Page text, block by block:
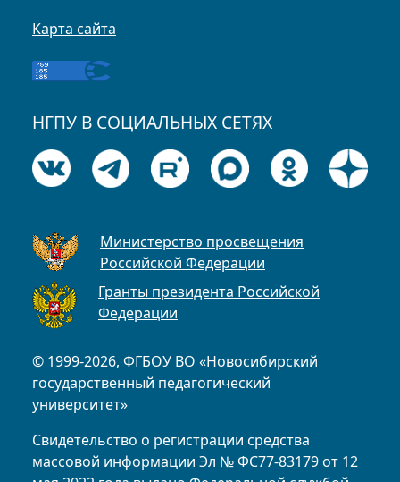
© 1999-2026, ФГБОУ ВО «Новосибирский
государственный педагогический
университет»
Свидетельство о регистрации средства
массовой информации Эл № ФС77-83179 от 12
Карта сайта
НГПУ В СОЦИАЛЬНЫХ СЕТЯХ
Министерство просвещения
Российской Федерации
Гранты президента Российской
Федерации